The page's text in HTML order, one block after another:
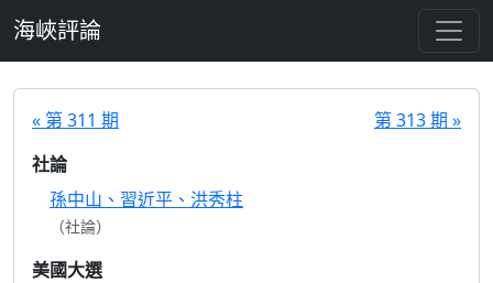
海峽評論
« 第 311 期
第 313 期 »
社論
孫中山、習近平、洪秀柱
（社論）
美國大選